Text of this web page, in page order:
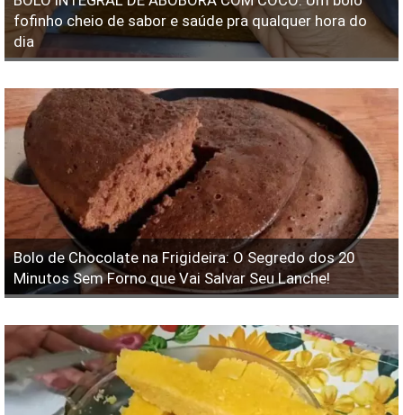
fofinho cheio de sabor e saúde pra qualquer hora do
dia
Bolo de Chocolate na Frigideira: O Segredo dos 20
Minutos Sem Forno que Vai Salvar Seu Lanche!